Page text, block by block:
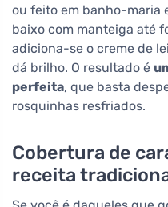
ou feito em banho-maria
baixo com manteiga até
adiciona-se o creme de
dá brilho. O resultado é
perfeita, que basta
rosquinhas resfriados.
Cobertura de
receita